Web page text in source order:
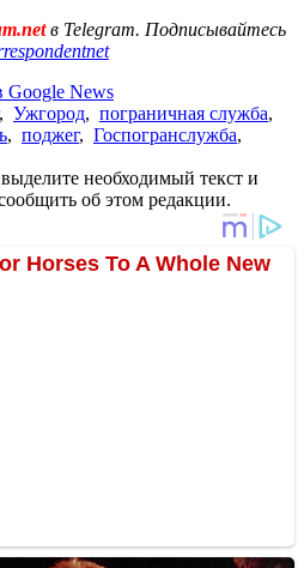
в Telegram. Подписывайтесь
Google News
, Ужгород, пограничная служба,
, поджег, Госпогранслужба,
необходимый текст и
об этом редакции.